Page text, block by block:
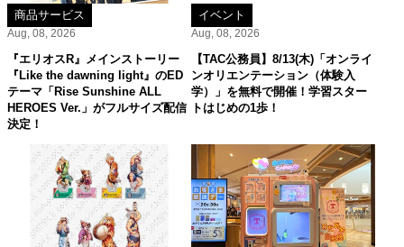
商品サービス
Aug, 08, 2026
『エリオスR』メインストーリー
『Like the dawning light』のED
テーマ「Rise Sunshine ALL
HEROES Ver.」がフルサイズ配信
決定！
イベント
Aug, 08, 2026
【TAC公務員】8/13(木)「オンライ
ンオリエンテーション（体験入
学）」を無料で開催！学習スター
トはじめの1歩！